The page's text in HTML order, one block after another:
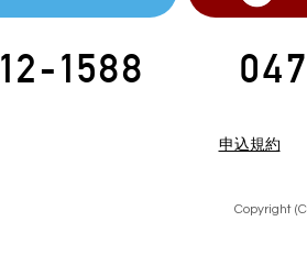
1588
申込規約
Copyright